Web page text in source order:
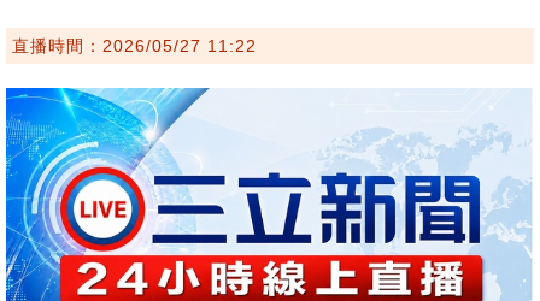
直播時間：2026/05/27 11:22